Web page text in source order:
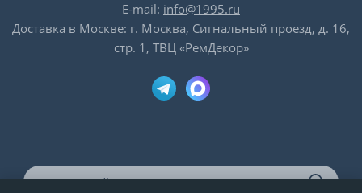
E-mail: info@1995.ru
Доставка в Москве: г. Москва, Сигнальный проезд, д. 16,
стр. 1, ТВЦ «РемДекор»